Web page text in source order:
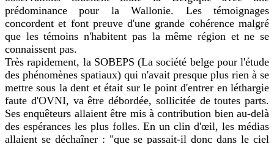
prédominance pour la Wallonie. Les témoignages
concordent et font preuve d'une grande cohérence malgré
que les témoins n'habitent pas la même région et ne se
connaissent pas.
Très rapidement, la SOBEPS (La société belge pour l'étude
des phénomènes spatiaux) qui n'avait presque plus rien à se
mettre sous la dent et était sur le point d'entrer en léthargie
faute d'OVNI, va être débordée, sollicitée de toutes parts.
Ses enquêteurs allaient être mis à contribution bien au-delà
des espérances les plus folles. En un clin d'œil, les médias
allaient se déchaîner : "que se passait-il donc dans le ciel